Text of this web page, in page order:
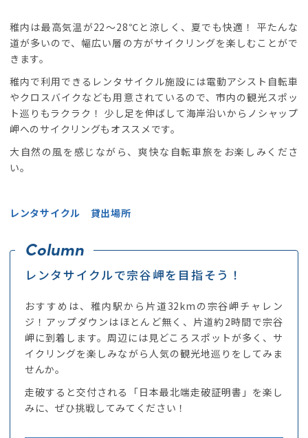
稚内は最高気温が22～28℃と涼しく、夏でも快適！ 平たんな
道が多いので、幅広い層の方がサイクリングを楽しむことがで
きます。
稚内で利用できるレンタサイクル施設には電動アシスト自転車
やクロスバイクなども用意されているので、市内の観光スポッ
ト巡りもラクラク！ 少し足を伸ばして海岸沿いからノシャップ
岬へのサイクリングもオススメです。
大自然の風を感じながら、爽快な自転車旅をお楽しみくださ
い。
レンタサイクル 貸出場所
レンタサイクルで宗谷岬を目指そう！
おすすめは、稚内駅から片道32kmの宗谷岬チャレン
ジ！アップダウンはほとんど無く、片道約2時間で宗谷
岬に到着します。周辺には見どころスポットが多く、サ
イクリングを楽しみながら人気の観光地巡りをしてみま
せんか。
走破すると交付される「日本最北端走破証明書」を楽し
みに、ぜひ挑戦してみてください！